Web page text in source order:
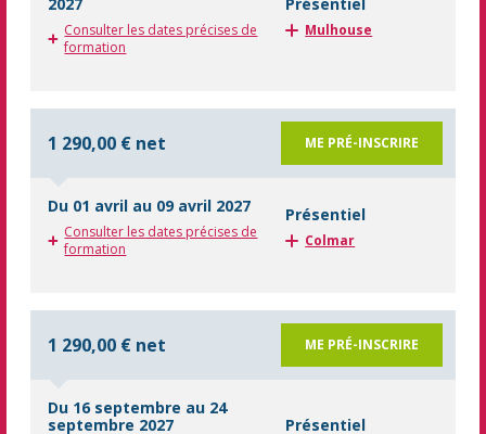
Consulter les dates précises de
formation
Mulhouse
Du 01 avril au 09 avril 2027
Consulter les dates précises de
formation
Présentiel
Colmar
1 290,00 € net ME PRÉ-INSCRIRE
Du 16 septembre au 24
septembre 2027
Présentiel
1 290,00 € net ME PRÉ-INSCRIRE